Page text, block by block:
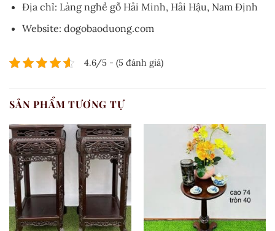
Địa chỉ: Làng nghề gỗ Hải Minh, Hải Hậu, Nam Định
Website: dogobaoduong.com
4.6/5 - (5 đánh giá)
SẢN PHẨM TƯƠNG TỰ